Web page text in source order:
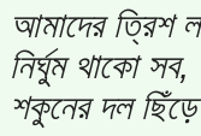
আমাদের ত্রিশ
নির্ঘুম থাকো
শকুনের দল